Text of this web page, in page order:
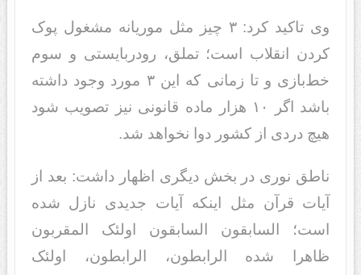
وی تاکید کرد: ۳ چیز مثل موریانه مشغول پوک
کردن انقلاب است؛ تملق، رودربایستی و سوم
خط‌بازی و تا زمانی که این ۳ مورد وجود داشته
باشد اگر ۱۰ هزار ماده قانونی نیز تصویب شود
هیچ دردی از کشور دوا نخواهد شد.
ناطق نوری در بخش دیگری اظهار داشت: بعد از
آیات قرآن مثل اینکه آیات جدیدی نازل شده
است؛ السابقون السابقون اولئک المقربون
ظاهرا شده الرابطون، الرابطون، اولئک